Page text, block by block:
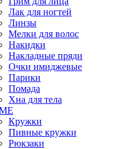
Лак для ногтей
Линзы
Мелки для волос
Накидки
Накладные пряди
Очки имиджевые
Парики
Помада
Хна для тела
Кружки
Пивные кружки
Рюкзаки